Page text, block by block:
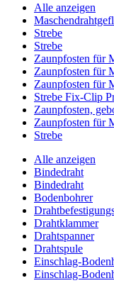
Alle anzeigen
Strebe
Strebe
Zaunpfosten für
Zaunpfosten für
Zaunpfosten für
Strebe Fix-Clip
Zaunpfosten,
Zaunpfosten für
Strebe
Alle anzeigen
Bindedraht
Bindedraht
Bodenbohrer
Drahtklammer
Drahtspanner
Drahtspule
Einschlag-
Einschlag-